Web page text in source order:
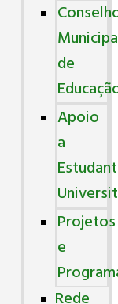
de
Apoio
a
Projetos
e